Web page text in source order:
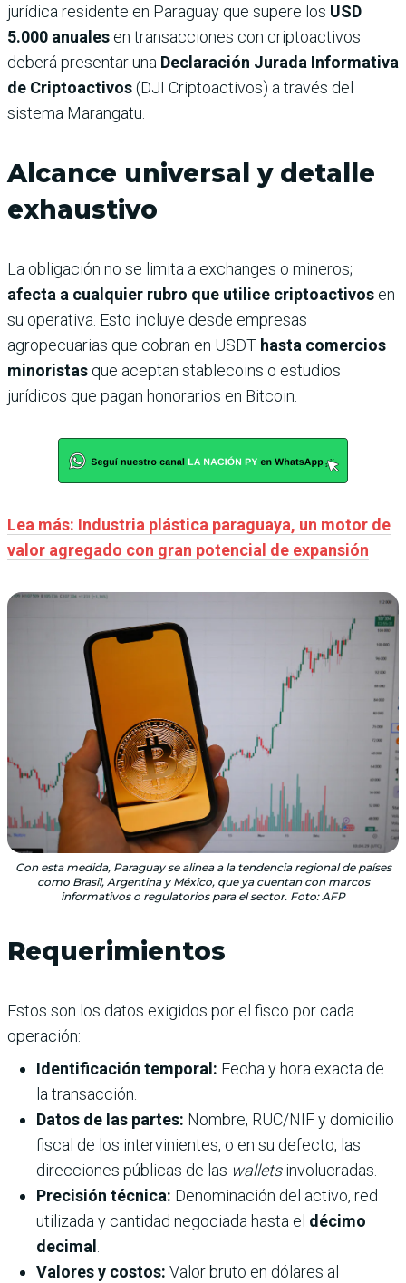
jurídica residente en Paraguay que supere los USD
5.000 anuales en transacciones con criptoactivos
deberá presentar una Declaración Jurada Informativa
de Criptoactivos(DJI Criptoactivos) a través del
sistema Marangatu.
Alcance universal y detalle
exhaustivo
La obligación no se limita a exchanges o mineros;
afecta a cualquier rubro que utilice criptoactivos en
su operativa. Esto incluye desde empresas
agropecuarias que cobran en USDT hasta comercios
minoristas que aceptan stablecoins o estudios
jurídicos que pagan honorarios en Bitcoin.
Lea más: Industria plástica paraguaya, un motor de
valor agregado con gran potencial de expansión
Con esta medida, Paraguay se alinea a la tendencia regional de países
como Brasil, Argentina y México, que ya cuentan con marcos
informativos o regulatorios para el sector. Foto: AFP
Requerimientos
Estos son los datos exigidos por el fisco por cada
operación:
Identificación temporal: Fecha y hora exacta de
la transacción.
Datos de las partes: Nombre, RUC/NIF y domicilio
fiscal de los intervinientes, o en su defecto, las
direcciones públicas de las walletsinvolucradas.
Precisión técnica: Denominación del activo, red
utilizada y cantidad negociada hasta el décimo
decimal
Valores y costos: Valor bruto en dólares al